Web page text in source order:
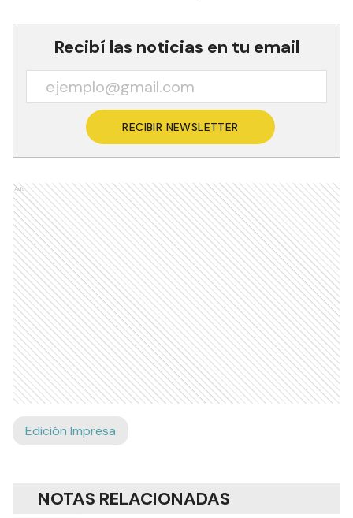
Recibí las noticias en tu email
RECIBIR NEWSLETTER
Ads
Edición Impresa
NOTAS RELACIONADAS